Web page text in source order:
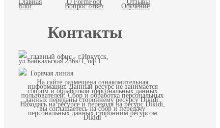
Главная О FormFoot Отзывы
Блог Вопрос ответ Обучение
Контакты
главный офис - г.Иркутск,
ул.Байкальская 236в/1, оф.1
Горячая линия
На сайте размещена ознакомительная
информация. Данный ресурс не занимается
сбором и обработкой персональных данных
пользователей. Сбор и обработка персональных
данных переданы стороннему ресурсу Dikidi.
Находясь на ресурсе и переходя на ресурс Dikidi,
вы соглашаетесь на сбор и передачу
персональных данных сторонним ресурсом
Dikidi